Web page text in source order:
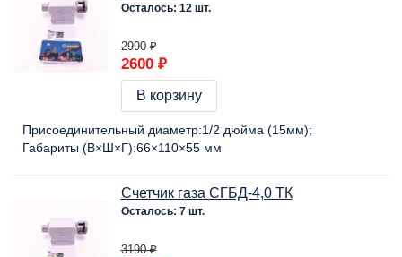
Осталось: 12 шт.
2990 ₽
2600 ₽
В корзину
Присоединительный диаметр:1/2 дюйма (15мм)
Габариты (В×Ш×Г):66×110×55 мм
Счетчик газа СГБД-4,0 ТК
Осталось: 7 шт.
3190 ₽